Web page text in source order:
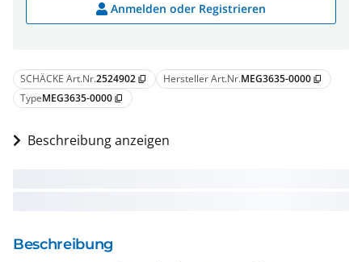
SCHÄCKE Art.Nr.2524902 content_copy Hersteller Art.Nr.MEG3635-0000 content_copy
TypeMEG3635-0000 content_copy
Beschreibung anzeigen
Beschreibung
Anmelden oder Registrieren